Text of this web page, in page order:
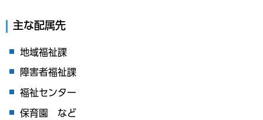
主な配属先
地域福祉課
障害者福祉課
福祉センター
保育園 など